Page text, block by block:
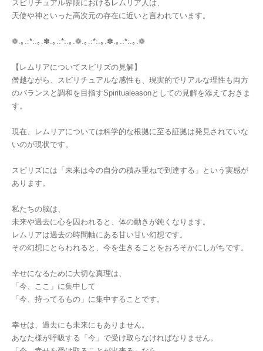
スピリチュアル界隈におけるレムリア人は、
天使や神といった高次元の存在に近いと言われています。
❁.｡.:*:.｡.✽.｡.:*:.｡.❁.｡.:*:.｡.✽.｡.:*:.｡.❁
【レムリアについてスピリズの見解】
僭越ながら、スピリチュアルな感性も、現実的でリアルな理性も両方
のバランスと調和を目指すSpiritualeasonとしての見解を添えておきま
す。
現在、レムリアについては科学的な根拠に至る証拠は発見されていな
いのが現状です。
スピリズには「未来は今の自分の積み重ねで到達する」という実感が
あります。
私たちの脳は、
未来や過去に心を囚われると、体の動きが鈍くなります。
レムリアは過去の時間軸にある甘い甘い幻想です。
その幻想にとらわれると、今を生きることをおろそかにしがちです。
幸せになるために大切な真理は、
「今、ここ」に集中して
「今、持ってるもの」に集中することです。
幸せは、過去にも未来にもありません。
あなた様が呼吸する「今」で受け取らなければなりません。